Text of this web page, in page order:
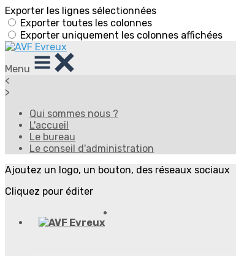
Exporter les lignes sélectionnées
Exporter toutes les colonnes
Exporter uniquement les colonnes affichées
Menu
<
>
Qui sommes nous ?
L'accueil
Le bureau
Le conseil d'administration
Ajoutez un logo, un bouton, des réseaux sociaux
Cliquez pour éditer